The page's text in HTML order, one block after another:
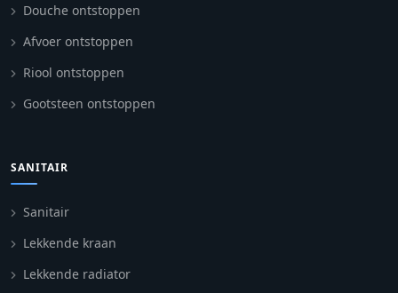
Douche ontstoppen
Afvoer ontstoppen
Riool ontstoppen
Gootsteen ontstoppen
SANITAIR
Sanitair
Lekkende kraan
Lekkende radiator